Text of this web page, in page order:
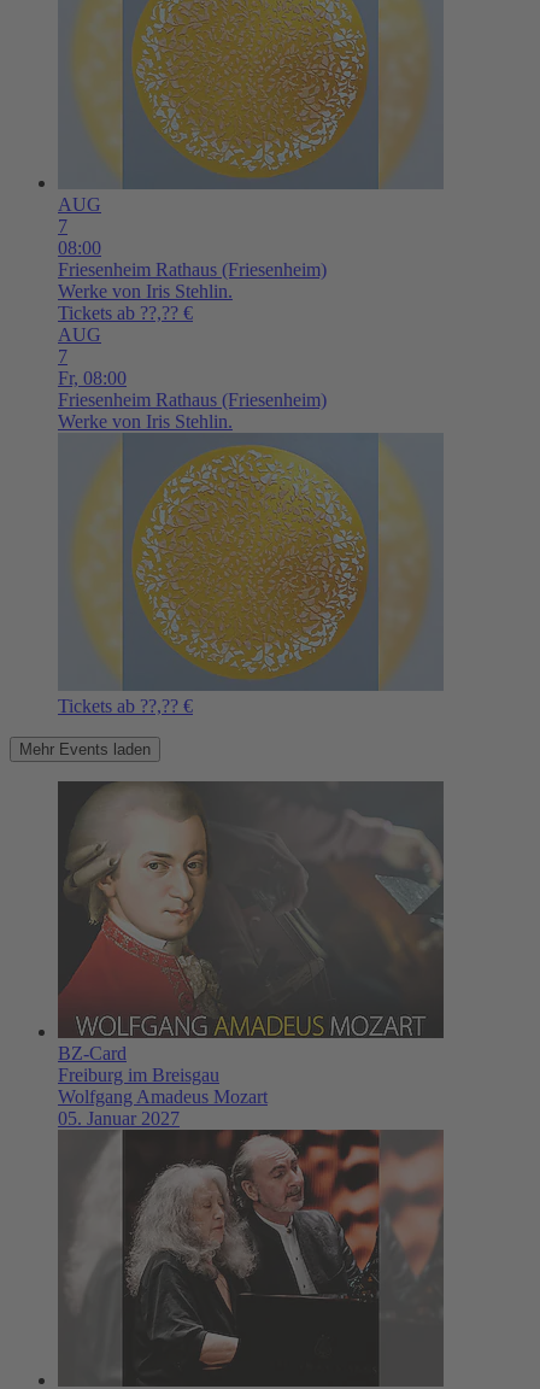
AUG
7
08:00
Friesenheim Rathaus (Friesenheim)
Werke von Iris Stehlin.
Tickets ab ??,?? €
AUG
7
Fr, 08:00
Friesenheim Rathaus (Friesenheim)
Werke von Iris Stehlin.
Tickets ab ??,?? €
Mehr Events laden
BZ-Card
Freiburg im Breisgau
Wolfgang Amadeus Mozart
05. Januar 2027